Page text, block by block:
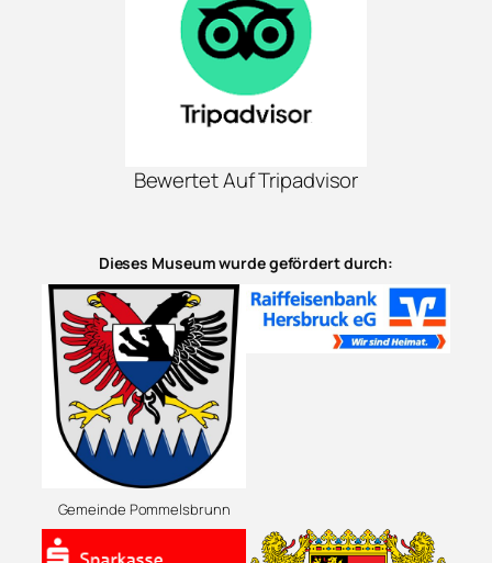
Bewertet Auf Tripadvisor
Dieses Museum wurde gefördert durch:
Gemeinde Pommelsbrunn